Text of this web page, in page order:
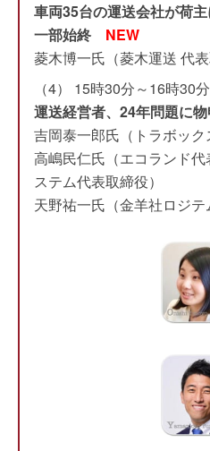
車両35台の運送会社が荷
一部始終
NEW
菱木博一氏（菱木運送 代表
（4） 15時30分～16時30分
運送経営者、24年問題に
吉岡泰一郎氏（トラボック
高嶋民仁氏（エコランド
ステム代表取締役）
天野祐一氏（金羊社ロジテ